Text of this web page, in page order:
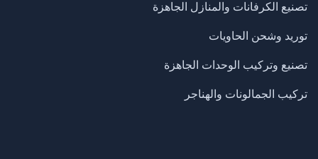
تصنيع الكرفانات والمنازل الجاهزة
​توريد وشحن الحاويات
تصنيع وتركيب الوحدات الجاهزة
تركيب الجمالونات والهناجر